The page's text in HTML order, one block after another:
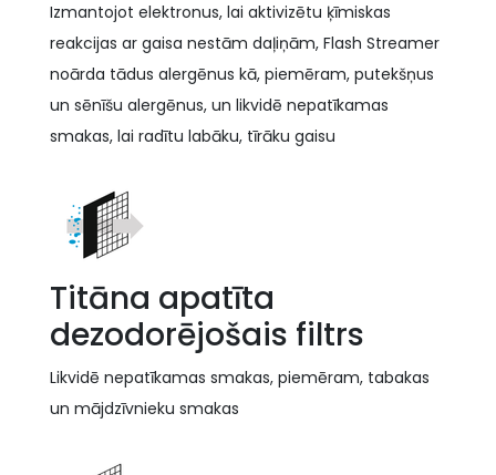
Izmantojot elektronus, lai aktivizētu ķīmiskas
reakcijas ar gaisa nestām daļiņām, Flash Streamer
noārda tādus alergēnus kā, piemēram, putekšņus
un sēnīšu alergēnus, un likvidē nepatīkamas
smakas, lai radītu labāku, tīrāku gaisu
Titāna apatīta
dezodorējošais filtrs
Likvidē nepatīkamas smakas, piemēram, tabakas
un mājdzīvnieku smakas